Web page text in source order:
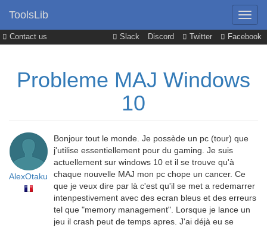
Contact us Slack Discord Twitter Facebook
ToolsLib
Probleme MAJ Windows
10
AlexOtaku
Bonjour tout le monde. Je possède un pc (tour) que
j'utilise essentiellement pour du gaming. Je suis
actuellement sur windows 10 et il se trouve qu'à
chaque nouvelle MAJ mon pc chope un cancer. Ce
que je veux dire par là c'est qu'il se met a redemarrer
intenpestivement avec des ecran bleus et des erreurs
tel que "memory management". Lorsque je lance un
jeu il crash peut de temps apres. J'ai déjà eu se